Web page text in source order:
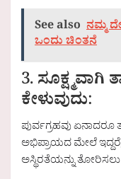
See also ನಮ್ಮ
ಒಂದು ಚಿಂತನೆ
3.ಸೂಕ್ಷ್ಮವಾಗಿ
ಕೇಳುವುದು:
ಪುರ್ವಗ್ರಹವು
ಅಭಿಪ್ರಾಯದ ಮೇಲೆ
ಅಸ್ಥಿರತೆಯನ್ನು ತೋರಿಸಲು